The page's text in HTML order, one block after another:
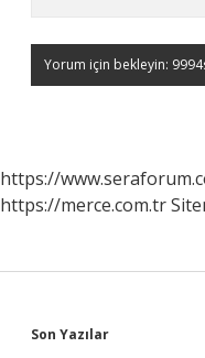
https://
https://merce.com.tr
Son Yazılar